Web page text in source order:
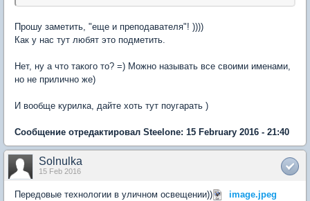
Прошу заметить, "еще и преподавателя"! ))))
Как у нас тут любят это подметить.
Нет, ну а что такого то? =) Можно называть все своими именами,
но не прилично же)
И вообще курилка, дайте хоть тут поугарать )
Сообщение отредактировал Steelone: 15 February 2016 - 21:40
Solnulka
15 Feb 2016
Передовые технологии в уличном освещении)) image.jpeg